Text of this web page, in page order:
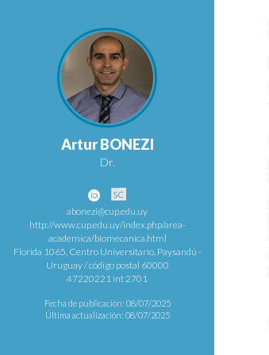
Artur BONEZI
Dr.
abonezi@cup.edu.uy
http://www.cup.edu.uy/index.php/area-
academica/biomecanica.html
Florida 1065, Centro Universitario, Paysandú -
Uruguay / código postal 60000
47220221 int 2701
Fecha de publicación: 08/07/2025
Última actualización: 08/07/2025